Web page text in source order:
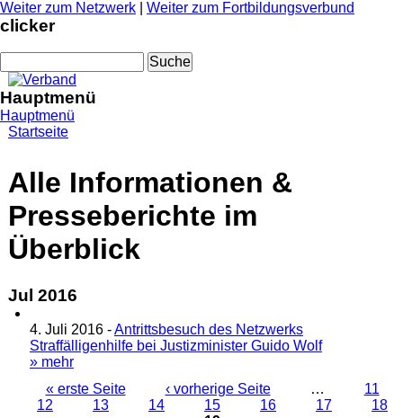
Weiter zum Netzwerk Weiter zum Fortbildungsverbund
clicker
Hauptmenü
Hauptmenü
Sie sind hier
Startseite
Alle Informationen &
Presseberichte im
Überblick
Jul 2016
4. Juli 2016-Antrittsbesuch des Netzwerks
Straffälligenhilfe bei Justizminister Guido Wolf
» mehr
Seiten« erste Seite ‹ vorherige Seite …
11
12
13 14 15 16 17
18